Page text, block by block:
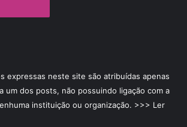
expressas neste site são atribuídas apenas
um dos posts, não possuindo ligação com a
instituição ou organização. >>> Ler